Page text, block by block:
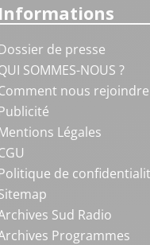
Informations
de presse
SOMMES-NOUS ?
nous rejoindre
Légales
de
Sud Radio
Programmes